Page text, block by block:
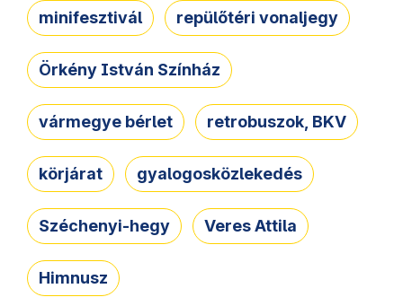
minifesztivál repülőtéri vonaljegy
Örkény István Színház
vármegye bérlet retrobuszok, BKV
körjárat gyalogosközlekedés
Széchenyi-hegy Veres Attila
Himnusz